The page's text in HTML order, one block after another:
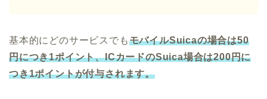
基本的にどのサービスでもモバイルSuicaの場合は50
円につき1ポイント、ICカードのSuica場合は200円に
つき1ポイントが付与されます。